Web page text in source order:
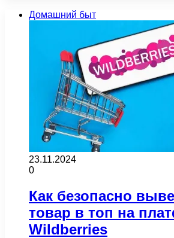
Домашний быт
23.11.2024
0
Как безопасно
товар в топ на
Wildberries